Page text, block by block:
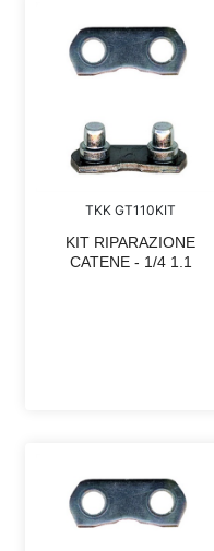
TKK GT110KIT
KIT RIPARAZIONE
CATENE - 1/4 1.1